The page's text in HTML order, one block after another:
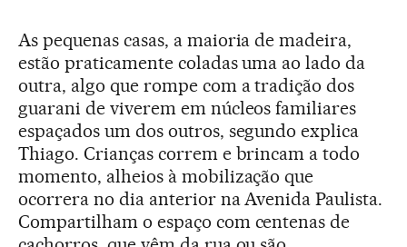
As pequenas casas, a maioria de madeira,
estão praticamente coladas uma ao lado da
outra, algo que rompe com a tradição dos
guarani de viverem em núcleos familiares
espaçados um dos outros, segundo explica
Thiago. Crianças correm e brincam a todo
momento, alheios à mobilização que
ocorrera no dia anterior na Avenida Paulista.
Compartilham o espaço com centenas de